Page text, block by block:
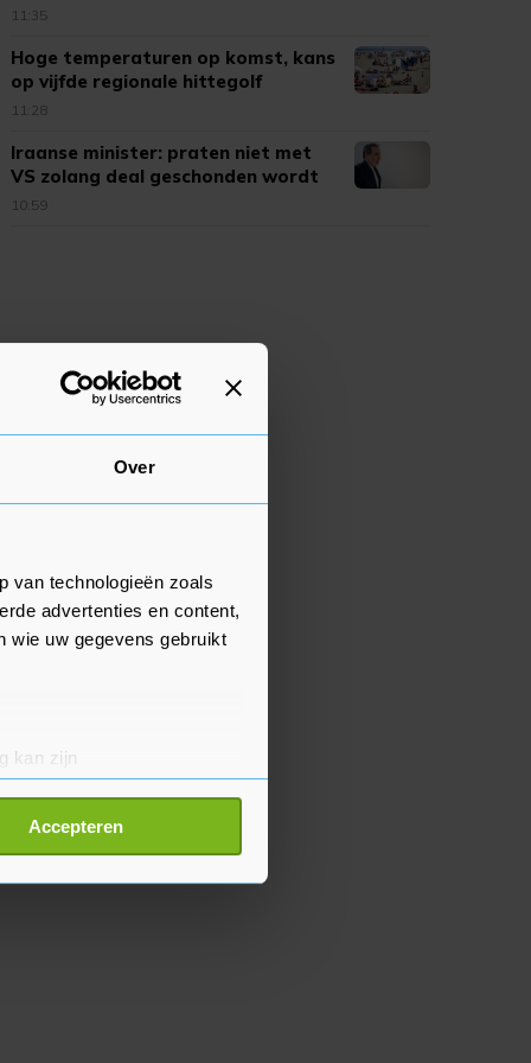
Over
van technologieën zoals
advertenties en content,
wie uw gegevens gebruikt
kan zijn
detailgedeelte
Accepteren
11:35
Hoge temperaturen op komst, kans
op vijfde regionale hittegolf
11:28
Iraanse minister: praten niet met
VS zolang deal geschonden wordt
10:59